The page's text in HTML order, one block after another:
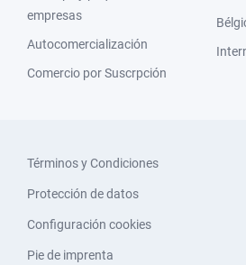
empresas
Autocomercialización
Comercio por Suscrpción
Términos y Condiciones
Protección de datos
Configuración cookies
Pie de imprenta